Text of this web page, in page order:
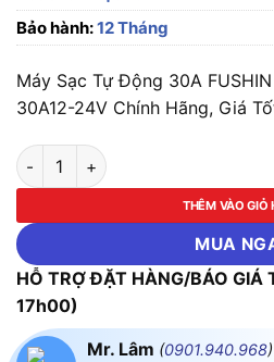
Bảo hành:12 Tháng
Máy Sạc Tự Động 30A
30A12-24V Chính Hãng, Giá
Máy Sạc Tự Động 30A FUSHIN
THÊM VÀO GIỎ
MUA
HỖ TRỢ ĐẶT HÀNG/BÁO
17h00)
Mr. Lâm (0901.940.968)